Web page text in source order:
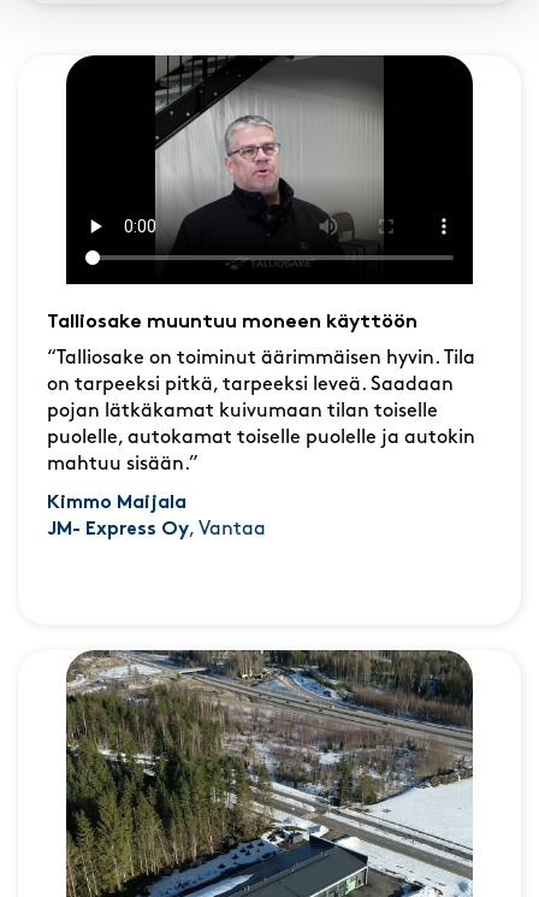
Talliosake muuntuu moneen käyttöön
“Talliosake on toiminut äärimmäisen hyvin. Tila
on tarpeeksi pitkä, tarpeeksi leveä. Saadaan
pojan lätkäkamat kuivumaan tilan toiselle
puolelle, autokamat toiselle puolelle ja autokin
mahtuu sisään.”
Kimmo Maijala
JM- Express Oy, Vantaa